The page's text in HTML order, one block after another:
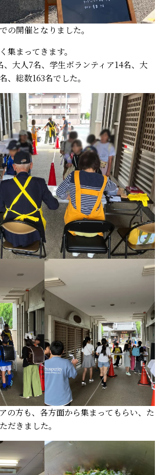
の開催となりました。
集まってきます。
、大人7名、学生ボランティア14名、大
、総数163名でした。
の方も、各方面から集まってもらい、た
だきました。